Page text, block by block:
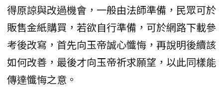
得原諒與改過機會，一般由法師準備，民眾可於
販售金紙購買，若欲自行準備，可於網路下載參
考後改寫，首先向玉帝誠心懺悔，再說明後續該
如何改善，最後才向玉帝祈求願望，以此同樣能
傳達懺悔之意。